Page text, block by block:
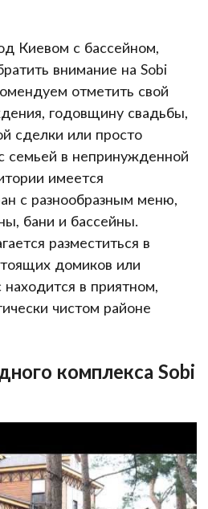
Киевом с бассейном,
внимание на Sobi
отметить свой
годовщину свадьбы,
сделки или просто
семьей в непринужденной
имеется
с разнообразным меню,
бани и бассейны.
разместиться в
домиков или
в приятном,
чистом районе
комплекса Sobi